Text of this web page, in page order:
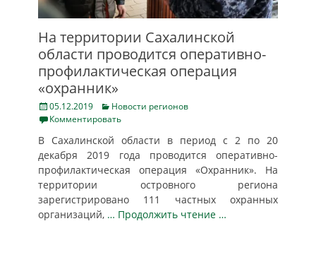
На территории Cахалинской
области проводится оперативно-
профилактическая операция
«охранник»
Posted
on
05.12.2019 Categories
Новости регионов
Комментировать
В Сахалинской области в период с 2 по 20
декабря 2019 года проводится оперативно-
профилактическая операция «Охранник». На
территории островного региона
зарегистрировано 111 частных охранных
организаций, … Продолжить чтение …